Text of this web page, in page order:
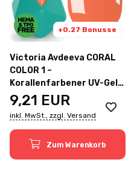
+0.27 Bonusse
Victoria Avdeeva CORAL
COLOR 1 –
Korallenfarbener UV-Gel-
Lack 12ml
9,21 EUR
inkl. MwSt., zzgl. Versand
Zum Warenkorb